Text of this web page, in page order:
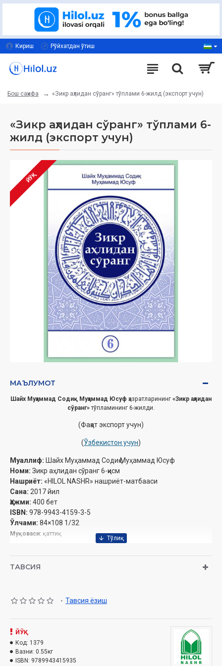
Кириш Рўйхатдан ўтиш
Бош саҳифа «Зикр аҳлидан сўранг» тўплами 6-жилд (экспорт учун)
«Зикр аҳлидан сўранг» тўплами 6-
жилд (экспорт учун)
ЙЎҚ
МАЪЛУМОТ
Шайх Муҳаммад Содиқ Муҳаммад Юсуф ҳазратларининг «Зикр аҳлидан
сўранг»тўпламининг 6-жилди.
(Фақат экспорт учун)
(Ўзбекистон учун)
Муаллиф: Шайх Муҳаммад Содиқ Муҳаммад Юсуф
Номи: Зикр аҳлидан сўранг 6-қисм
Нашриёт: «HILOL NASHR» нашриёт-матбааси
Сана: 2017 йил
Ҳажми: 400 бет
ISBN: 978-9943-4159-3-5
Ўлчами: 84×108 1/32
Муқоваси: қаттиқ
Мундарижа
1-боб Қуръон ҳамда уни тафсир ва ‎
таржима қилиш ҳақида
ТАВСИЯ
- Тавсия ёзиш
ЙЎҚ
Код: 1379
Вазни: 0.55кг
ISBN: 9789943415935